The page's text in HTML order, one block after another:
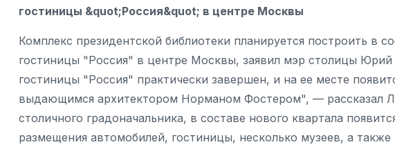
гостиницы &quot;Россия&quot; в центре Москвы
Комплекс президентской библиотеки планируется построить в
гостиницы "Россия" в центре Москвы, заявил мэр столицы
гостиницы "Россия" практически завершен, и на ее месте
выдающимся архитектором Норманом Фостером", — рассказал
столичного градоначальника, в составе нового квартала
размещения автомобилей, гостиницы, несколько музеев, а